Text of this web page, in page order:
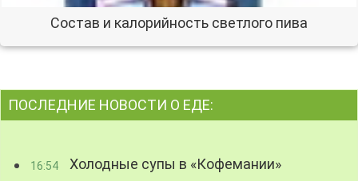
Состав и калорийность светлого пива
ПОСЛЕДНИЕ НОВОСТИ О ЕДЕ:
16:54 Холодные супы в «Кофемании»